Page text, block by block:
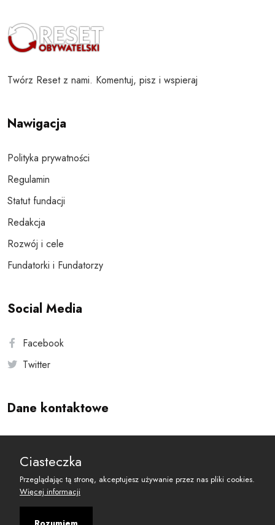
Twórz Reset z nami. Komentuj, pisz i wspieraj
Nawigacja
Polityka prywatności
Regulamin
Statut fundacji
Redakcja
Rozwój i cele
Fundatorki i Fundatorzy
Social Media
Facebook
Twitter
Dane kontaktowe
reset@resetobywatelski.pl
Ciasteczka
Przeglądając tą stronę, akceptujesz używanie przez nas pliki cookies.
Więcej informacji